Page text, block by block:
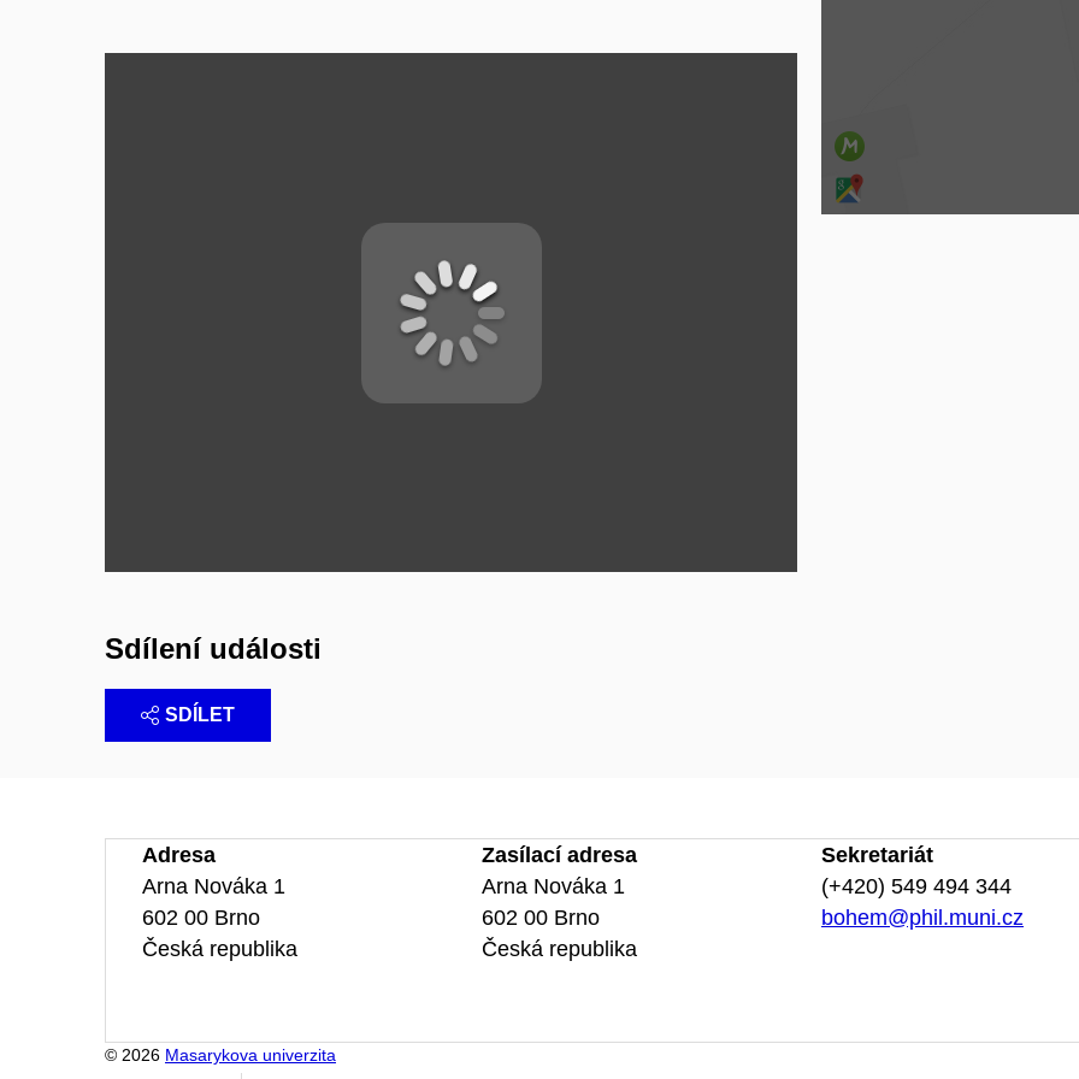
Sdílení události
SDÍLET
Adresa
Arna Nováka 1
602 00 Brno
Česká republika
Zasílací adresa
Arna Nováka 1
602 00 Brno
Česká republika
Sekretariát
(+420) 549 494 344
bohem@phil.muni.cz
© 2026 Masarykova univerzita